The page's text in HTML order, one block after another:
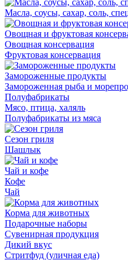
Масла, соусы, сахар, соль,
Овощная и фруктовая
Овощная консервация
Фруктовая консервация
Замороженные продукты
Замороженная рыба и
Полуфабрикаты
Мясо, птица, халяль
Полуфабрикаты из мяса
Сезон гриля
Шашлык
Чай и кофе
Кофе
Чай
Корма для животных
Подарочные наборы
Сувенирная продукция
Дикий вкус
Стритфуд (уличная еда)